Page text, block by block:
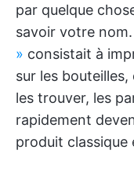
par quelque
savoir votre nom.
» consistait à
sur les
les trouver, les
rapidement
produit classique